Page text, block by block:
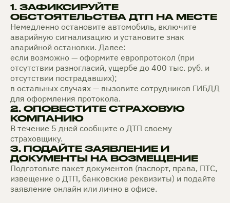
1. ЗАФИКСИРУЙТЕ
ОБСТОЯТЕЛЬСТВА ДТП НА МЕСТЕ
Немедленно остановите автомобиль, включите
аварийную сигнализацию и установите знак
аварийной остановки. Далее:
если возможно — оформите европротокол (при
отсутствии разногласий, ущербе до 400 тыс. руб. и
отсутствии пострадавших);
в остальных случаях — вызовите сотрудников ГИБДД
для оформления протокола.
2. ОПОВЕСТИТЕ СТРАХОВУЮ
КОМПАНИЮ
В течение 5 дней сообщите о ДТП своему
страховщику.
3. ПОДАЙТЕ ЗАЯВЛЕНИЕ И
ДОКУМЕНТЫ НА ВОЗМЕЩЕНИЕ
Подготовьте пакет документов (паспорт, права, ПТС,
извещение о ДТП, банковские реквизиты) и подайте
заявление онлайн или лично в офисе.